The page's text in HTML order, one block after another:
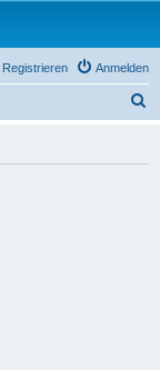
Anmelden
Registrieren